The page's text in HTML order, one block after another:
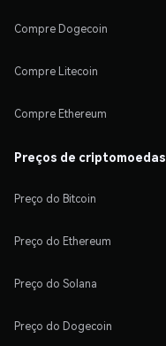
Compre Dogecoin
Compre Litecoin
Compre Ethereum
Preços de criptomoedas
Preço do Bitcoin
Preço do Ethereum
Preço do Solana
Preço do Dogecoin